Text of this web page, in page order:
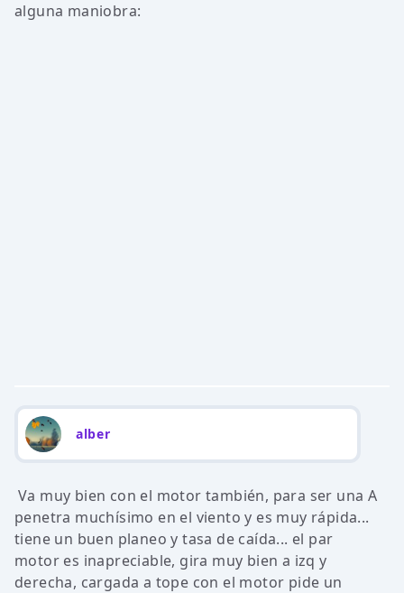
alguna maniobra:
alber
Va muy bien con el motor también, para ser una A
penetra muchísimo en el viento y es muy rápida...
tiene un buen planeo y tasa de caída... el par
motor es inapreciable, gira muy bien a izq y
derecha, cargada a tope con el motor pide un